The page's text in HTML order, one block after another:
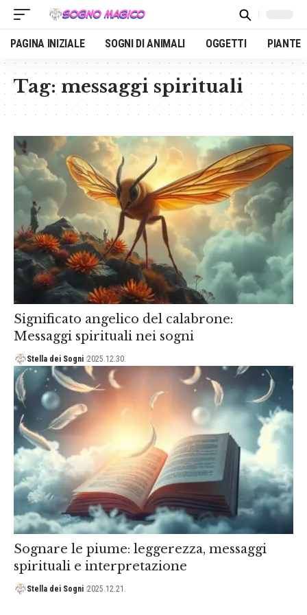
PAGINA INIZIALE SOGNI DI ANIMALI OGGETTI PIANTE
Tag: messaggi spirituali
Significato angelico del calabrone:
Messaggi spirituali nei sogni
Stella dei Sogni 2025.12.30.
Sognare le piume: leggerezza, messaggi
spirituali e interpretazione
Stella dei Sogni 2025.12.21.